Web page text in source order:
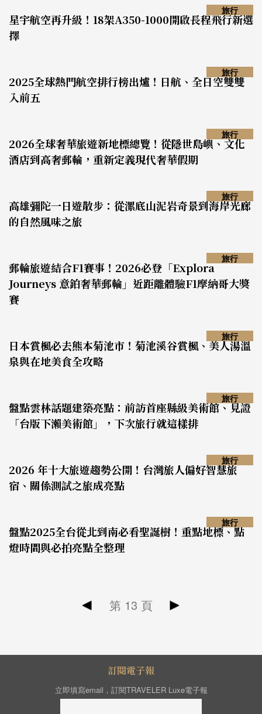
星宇航空再升級！18架A350-1000開啟長程飛行新選
擇
旅行
2025全球熱門航空排行榜出爐！日航、全日空雙雙
入前五
旅行
2026全球奢華旅遊新地標總覽！從隱世島嶼、文化
酒店到高奢郵輪，重新定義現代奢華假期
旅行
高雄彌陀一日遊散步：從漯底山泥岩奇景到海岸光廊
的自然風味之旅
旅行
郵輪旅遊結合F1賽事！2026必登「Explora
Journeys 意鉑奢華郵輪」近距離體驗F1摩納哥大獎
賽
旅行
日本賞楓必去熊本菊池市！菊池溪谷賞楓、美人湯溫
泉與在地美食全攻略
旅行
盤點雲林話題建築亮點：前訪首座縣級美術館、見證
「台版下瀨美術館」，下次旅行就這樣排
旅行
2026 年十大旅遊趨勢公開！台灣旅人偏好智慧旅
宿、關係測試之旅成亮點
旅行
盤點2025全台從北到南必看聖誕樹！重點地標、點
燈時間與必拍亮點全整理
旅行
第 13 頁
訂閱電子報
立即填寫email，訂閱TRAVELER Luxe電子報